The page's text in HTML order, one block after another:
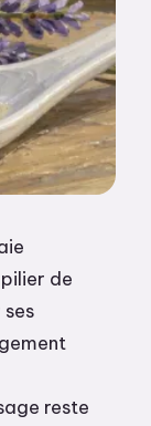
de
ses
reste